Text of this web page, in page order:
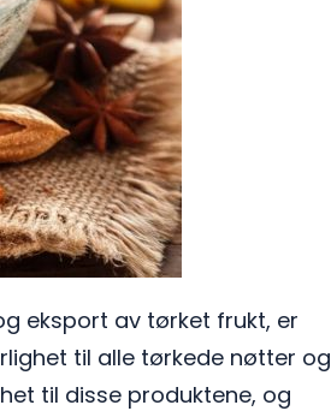
eksport av tørket frukt, er
til alle tørkede nøtter og
til disse produktene, og